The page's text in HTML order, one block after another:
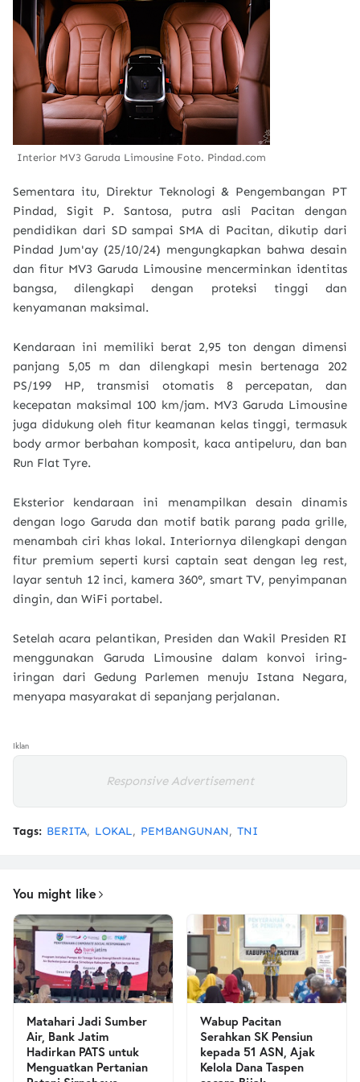
Interior MV3 Garuda Limousine Foto. Pindad.com
Sementara itu, Direktur Teknologi & Pengembangan PT
Pindad, Sigit P. Santosa, putra asli Pacitan dengan
pendidikan dari SD sampai SMA di Pacitan, dikutip dari
Pindad Jum'ay (25/10/24) mengungkapkan bahwa desain
dan fitur MV3 Garuda Limousine mencerminkan identitas
bangsa, dilengkapi dengan proteksi tinggi dan
kenyamanan maksimal.
Kendaraan ini memiliki berat 2,95 ton dengan dimensi
panjang 5,05 m dan dilengkapi mesin bertenaga 202
PS/199 HP, transmisi otomatis 8 percepatan, dan
kecepatan maksimal 100 km/jam. MV3 Garuda Limousine
juga didukung oleh fitur keamanan kelas tinggi, termasuk
body armor berbahan komposit, kaca antipeluru, dan ban
Run Flat Tyre.
Eksterior kendaraan ini menampilkan desain dinamis
dengan logo Garuda dan motif batik parang pada grille,
menambah ciri khas lokal. Interiornya dilengkapi dengan
fitur premium seperti kursi captain seat dengan leg rest,
layar sentuh 12 inci, kamera 360°, smart TV, penyimpanan
dingin, dan WiFi portabel.
Setelah acara pelantikan, Presiden dan Wakil Presiden RI
menggunakan Garuda Limousine dalam konvoi iring-
iringan dari Gedung Parlemen menuju Istana Negara,
menyapa masyarakat di sepanjang perjalanan.
Iklan
Responsive Advertisement
Tags: BERITA LOKAL PEMBANGUNAN TNI
You might like
Matahari Jadi Sumber
Air, Bank Jatim
Hadirkan PATS untuk
Menguatkan Pertanian
Wabup Pacitan
Serahkan SK Pensiun
kepada 51 ASN, Ajak
Kelola Dana Taspen